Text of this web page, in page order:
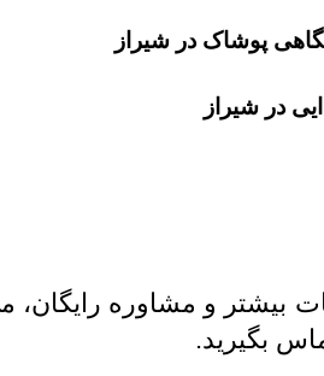
پوشاک در شیراز
در شیراز
بیشتر و مشاوره رایگان،
بگیرید.